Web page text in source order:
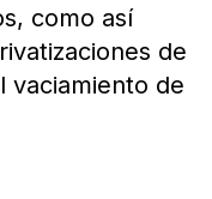
como así
de
vaciamiento de